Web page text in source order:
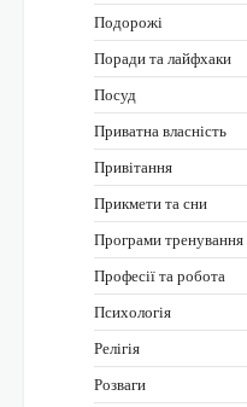
Подорожі
Поради та лайфхаки
Посуд
Приватна власність
Привітання
Прикмети та сни
Програми тренування
Професії та робота
Психологія
Релігія
Розваги